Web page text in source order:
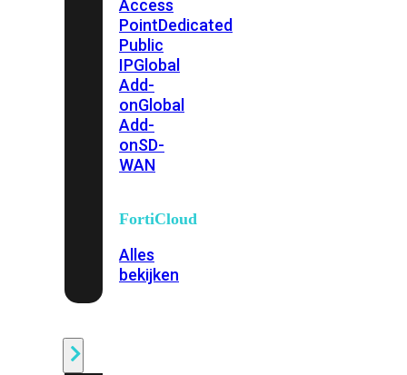
Access
PointDedicated
Public
IPGlobal
Add-
onGlobal
Add-
onSD-
WAN
FortiCloud
Alles
bekijken